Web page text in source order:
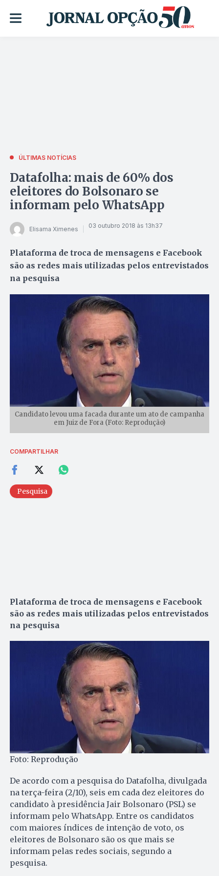
ÚLTIMAS NOTÍCIAS
Datafolha: mais de 60% dos
eleitores do Bolsonaro se
informam pelo WhatsApp
Elisama Ximenes 03 outubro 2018 às 13h37
Plataforma de troca de mensagens e Facebook
são as redes mais utilizadas pelos entrevistados
na pesquisa
Candidato levou uma facada durante um ato de campanha
em Juiz de Fora (Foto: Reprodução)
COMPARTILHAR
Pesquisa
Plataforma de troca de mensagens e Facebook
são as redes mais utilizadas pelos entrevistados
na pesquisa
Foto: Reprodução
De acordo com a pesquisa do Datafolha, divulgada
na terça-feira (2/10), seis em cada dez eleitores do
candidato à presidência Jair Bolsonaro (PSL) se
informam pelo WhatsApp. Entre os candidatos
com maiores índices de intenção de voto, os
eleitores de Bolsonaro são os que mais se
informam pelas redes sociais, segundo a
pesquisa.